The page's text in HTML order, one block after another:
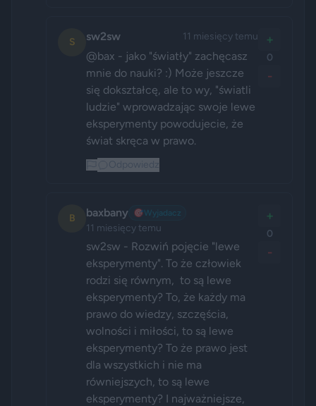
S sw2sw 11 miesięcy temu
@bax - jako "światły" zachęcasz
mnie do nauki? :) Może jeszcze
się dokształcę, ale to wy, "światli
ludzie" wprowadzając swoje lewe
eksperymenty powodujecie, że
świat skręca w prawo.
+
0
-
B baxbany 🎯Wyjadacz
11 miesięcy temu
sw2sw - Rozwiń pojęcie "lewe
eksperymenty". To że człowiek
rodzi się równym,  to są lewe
eksperymenty? To, że każdy ma
prawo do wiedzy, szczęścia,
wolności i miłości, to są lewe
eksperymenty? To że prawo jest
dla wszystkich i nie ma
równiejszych, to są lewe
eksperymenty? I najważniejsze,
+
0
-